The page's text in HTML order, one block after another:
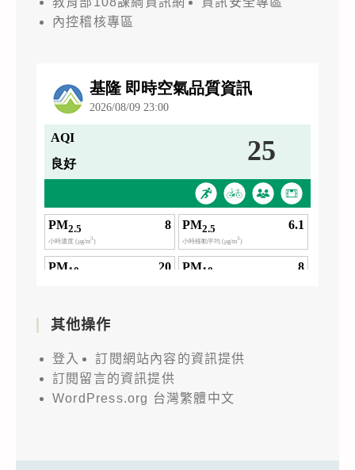
內控稽核專區
其他操作
登入
訂閱網站內容的資訊提供
訂閱留言的資訊提供
WordPress.org 台灣繁體中文